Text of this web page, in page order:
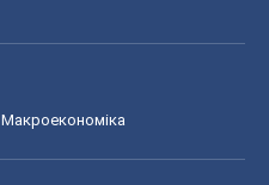
Макроекономіка